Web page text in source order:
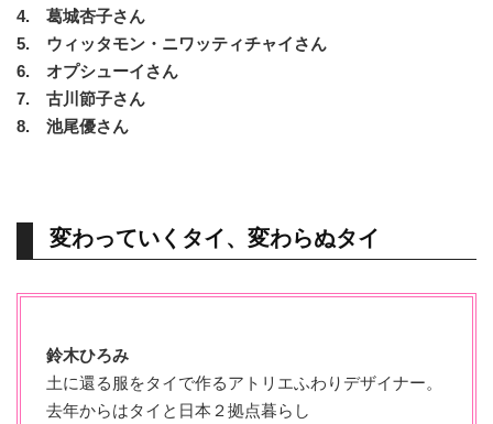
4. 葛城杏子さん
5. ウィッタモン・ニワッティチャイさん
6. オプシューイさん
7. 古川節子さん
8. 池尾優さん
変わっていくタイ、変わらぬタイ
鈴木ひろみ
土に還る服をタイで作るアトリエふわりデザイナー。
去年からはタイと日本２拠点暮らし